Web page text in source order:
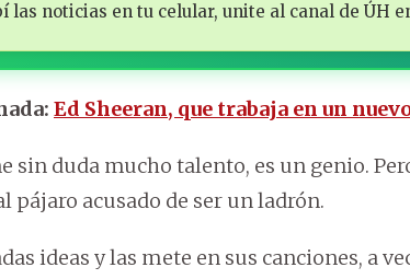
las noticias en tu celular, unite al canal de ÚH
Ed Sheeran, que trabaja en un
sin duda mucho talento, es un genio.
pájaro acusado de ser un ladrón.
ideas y las mete en sus canciones, a